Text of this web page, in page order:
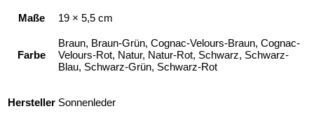
Maße 19 × 5,5 cm
Farbe
Braun, Braun-Grün, Cognac-Velours-Braun, Cognac-
Velours-Rot, Natur, Natur-Rot, Schwarz, Schwarz-
Blau, Schwarz-Grün, Schwarz-Rot
Hersteller Sonnenleder